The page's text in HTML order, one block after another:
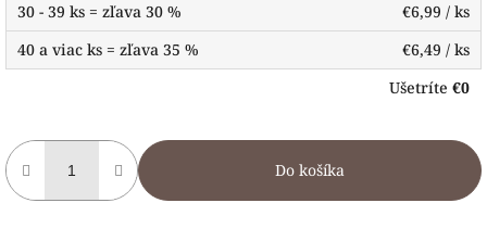
30 - 39 ks = zľava 30 %
€6,99 / ks
40 a viac ks = zľava 35 %
€6,49 / ks
Ušetríte €0
Do košíka